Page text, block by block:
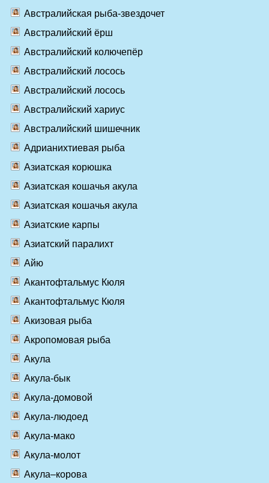
Австралийская рыба-звездочет
Австралийский ёрш
Австралийский колючепёр
Австралийский лосось
Австралийский лосось
Австралийский хариус
Австралийский шишечник
Адрианихтиевая рыба
Азиатская корюшка
Азиатская кошачья акула
Азиатская кошачья акула
Азиатские карпы
Азиатский паралихт
Айю
Акантофтальмус Кюля
Акантофтальмус Кюля
Акизовая рыба
Акропомовая рыба
Акула
Акула-бык
Акула-домовой
Акула-людоед
Акула-мако
Акула-молот
Акула–корова